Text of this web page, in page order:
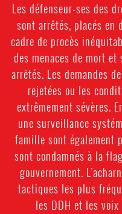
Les défenseur-ses des
sont arrêtés, placés en
cadre de procès
des menaces de mort
arrêtés. Les demandes
rejetées ou les
extrêmement sévères.
une surveillance
famille sont également
sont condamnés à la
gouvernement.
tactiques les plus
les DDH et les